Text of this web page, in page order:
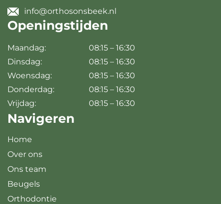
info@orthosonsbeek.nl
Openingstijden
Maandag:
Dinsdag:
Woensdag:
Donderdag:
Vrijdag:
08:15 – 16:30
08:15 – 16:30
08:15 – 16:30
08:15 – 16:30
08:15 – 16:30
Navigeren
Home
Over ons
Ons team
Beugels
Orthodontie